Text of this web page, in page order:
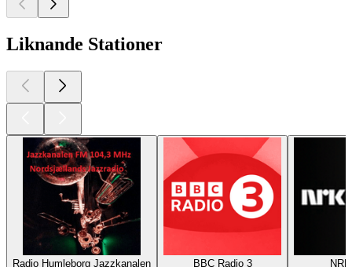
Liknande Stationer
Radio Humleborg Jazzkanalen
BBC Radio 3